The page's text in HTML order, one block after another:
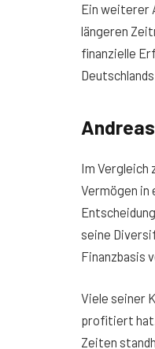
Ein weiterer
längeren
finanzielle
Im Vergleich
Vermögen in
seine
Finanzbasis
Viele seiner
profitiert
Zeiten